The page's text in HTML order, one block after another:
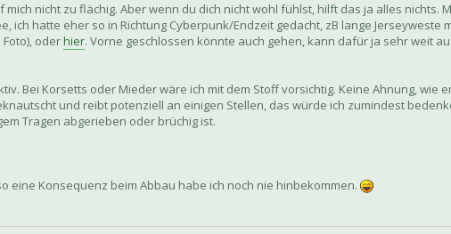
nicht zu flächig. Aber wenn du dich nicht wohl fühlst, hilft das ja alles nichts.
ich hatte eher so in Richtung Cyberpunk/Endzeit gedacht, zB lange Jerseyweste
oderhier. Vorne geschlossen könnte auch gehen, kann dafür ja sehr weit
Bei Korsetts oder Mieder wäre ich mit dem Stoff vorsichtig. Keine Ahnung, wie
und reibt potenziell an einigen Stellen, das würde ich zumindest
Tragen abgerieben oder brüchig ist.
eine Konsequenz beim Abbau habe ich noch nie hinbekommen.